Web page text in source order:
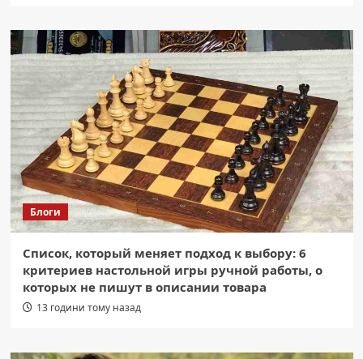
Блоги
Список, который меняет подход к выбору: 6
критериев настольной игры ручной работы, о
которых не пишут в описании товара
13 години тому назад